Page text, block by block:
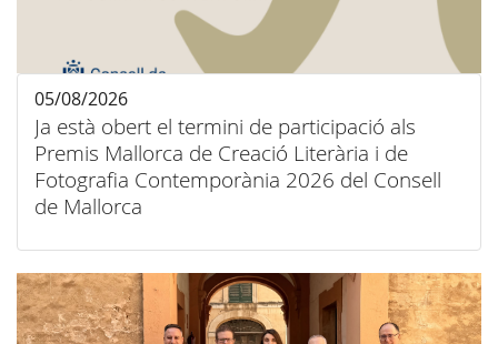
Ja està obert el termini de participació als
Premis Mallorca de Creació Literària i de
Fotografia Contemporània 2026 del Consell
de Mallorca
05/08/2026